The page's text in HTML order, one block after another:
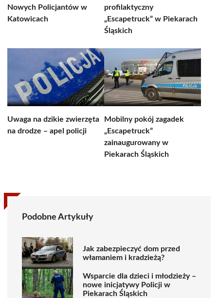
Nowych Policjantów w
Katowicach
profilaktyczny
„Escapetruck” w Piekarach
Śląskich
Uwaga na dzikie zwierzęta
na drodze – apel policji
Mobilny pokój zagadek
„Escapetruck”
zainaugurowany w
Piekarach Śląskich
Podobne Artykuły
Jak zabezpieczyć dom przed
włamaniem i kradzieżą?
Wsparcie dla dzieci i młodzieży –
nowe inicjatywy Policji w
Piekarach Śląskich